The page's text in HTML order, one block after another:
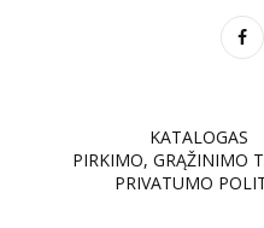
KATALOGAS
PIRKIMO, GRĄŽINIMO
PRIVATUMO